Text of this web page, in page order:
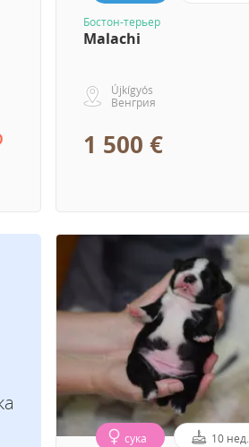
Бостон-терьер
Malachi
Újkígyós
Венгрия
1 500 €
Какую породу вы ищете?
сука 10 нед.